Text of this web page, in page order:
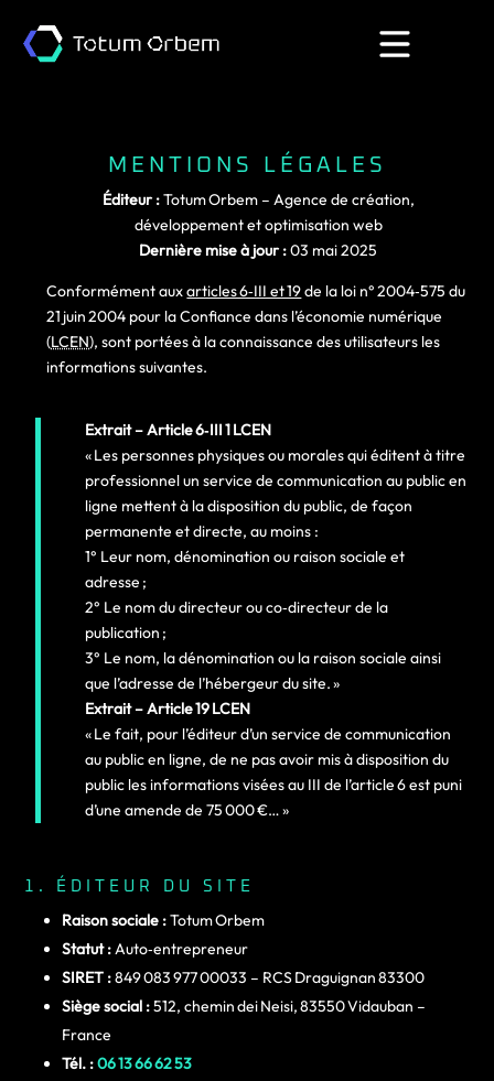
MENTIONS LÉGALES
Éditeur :Totum Orbem – Agence de création,
développement et optimisation web
Dernière mise à jour :03 mai 2025
Conformément auxarticles 6‑III et 19de la loi n° 2004‑575 du
21 juin 2004 pour la Confiance dans l’économie numérique
(LCEN), sont portées à la connaissance des utilisateurs les
informations suivantes.
Extrait – Article 6‑III 1 LCEN
« Les personnes physiques ou morales qui éditent à titre
professionnel un service de communication au public en
ligne mettent à la disposition du public, de façon
permanente et directe, au moins :
1° Leur nom, dénomination ou raison sociale et
adresse ;
2° Le nom du directeur ou co‑directeur de la
publication ;
3° Le nom, la dénomination ou la raison sociale ainsi
que l’adresse de l’hébergeur du site. »
Extrait – Article 19 LCEN
« Le fait, pour l’éditeur d’un service de communication
au public en ligne, de ne pas avoir mis à disposition du
public les informations visées au III de l’article 6 est puni
d’une amende de 75 000 €… »
1. ÉDITEUR DU SITE
Raison sociale :Totum Orbem
Statut :Auto‑entrepreneur
SIRET :849 083 977 00033 – RCS Draguignan 83300
Siège social :512, chemin dei Neisi, 83550 Vidauban –
France
Tél. :06 13 66 62 53